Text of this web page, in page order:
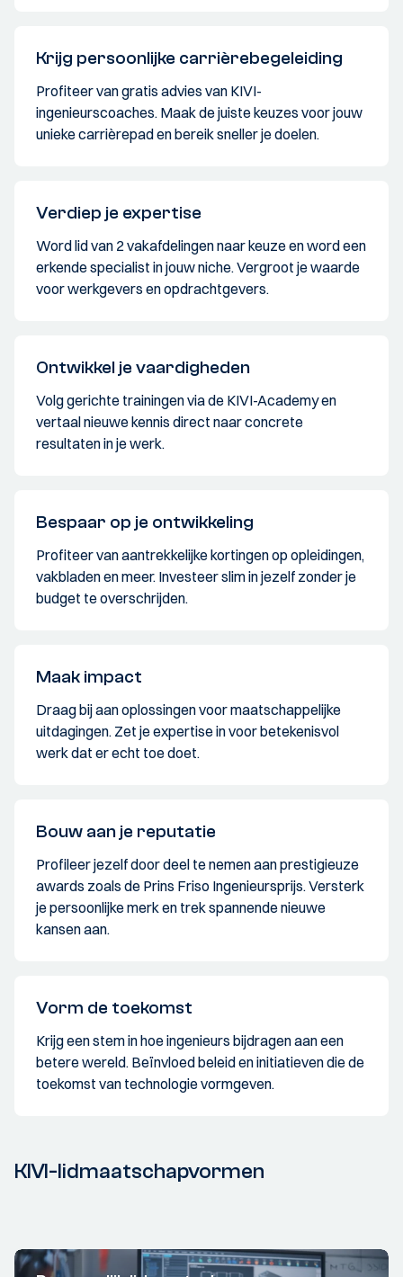
Krijg persoonlijke carrièrebegeleiding
Profiteer van gratis advies van KIVI-
ingenieurscoaches. Maak de juiste keuzes voor jouw
unieke carrièrepad en bereik sneller je doelen.
Verdiep je expertise
Word lid van 2 vakafdelingen naar keuze en word een
erkende specialist in jouw niche. Vergroot je waarde
voor werkgevers en opdrachtgevers.
Ontwikkel je vaardigheden
Volg gerichte trainingen via de KIVI-Academy en
vertaal nieuwe kennis direct naar concrete
resultaten in je werk.
Bespaar op je ontwikkeling
Profiteer van aantrekkelijke kortingen op opleidingen,
vakbladen en meer. Investeer slim in jezelf zonder je
budget te overschrijden.
Maak impact
Draag bij aan oplossingen voor maatschappelijke
uitdagingen. Zet je expertise in voor betekenisvol
werk dat er echt toe doet.
Bouw aan je reputatie
Profileer jezelf door deel te nemen aan prestigieuze
awards zoals de Prins Friso Ingenieursprijs. Versterk
je persoonlijke merk en trek spannende nieuwe
kansen aan.
Vorm de toekomst
Krijg een stem in hoe ingenieurs bijdragen aan een
betere wereld. Beïnvloed beleid en initiatieven die de
toekomst van technologie vormgeven.
KIVI-lidmaatschapvormen